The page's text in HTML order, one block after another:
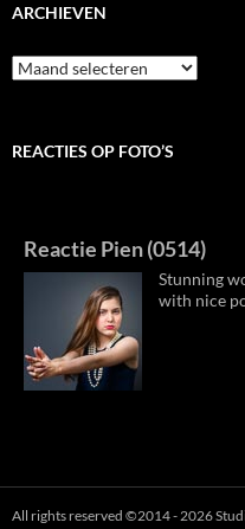
ARCHIEVEN
Archieven
REACTIES OP FOTO’S
Reactie Pien (0514)
Stunning
with nice
All rights reserved ©2014 - 2026